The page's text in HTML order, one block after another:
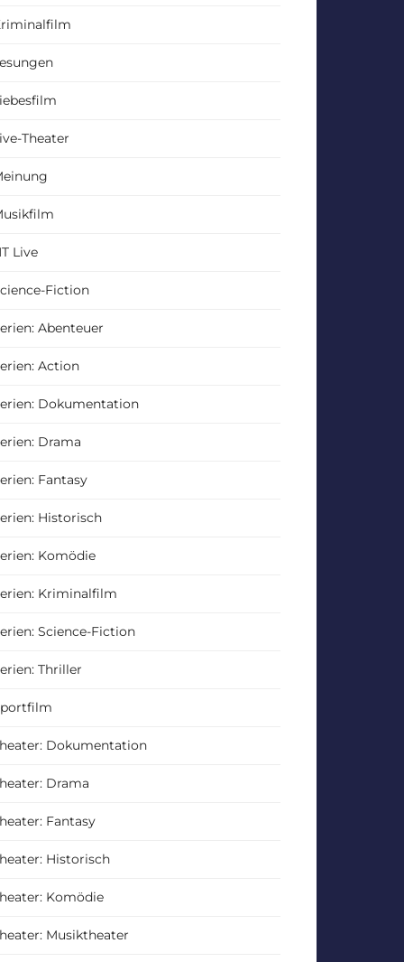
Theater
Live
Fiction
Abenteuer
Action
Dokumentation
Drama
Fantasy
Historisch
Komödie
Kriminalfilm
Science-Fiction
Thriller
Dokumentation
Drama
Fantasy
Historisch
Komödie
Musiktheater